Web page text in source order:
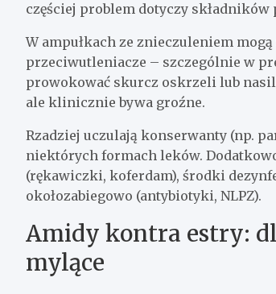
częściej problem dotyczy
W ampułkach ze znieczuleniem
przeciwutleniacze – szczególnie w
prowokować skurcz oskrzeli lub
ale klinicznie bywa groźne.
Rzadziej uczulają konserwanty (np.
niektórych formach leków.
(rękawiczki, koferdam), środki
okołozabiegowo (antybiotyki, NLPZ).
Amidy kontra estry:
mylące